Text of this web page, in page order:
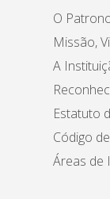
O
Missão,
A
Estatuto
Código
Áreas de